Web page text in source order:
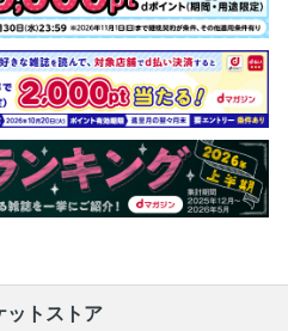
ットストア